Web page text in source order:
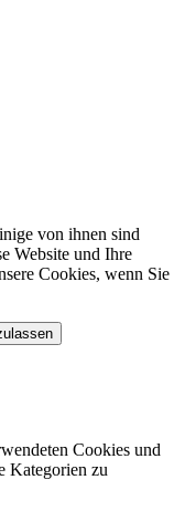
von ihnen sind
Website und Ihre
Cookies, wenn Sie
Cookies und
Kategorien zu